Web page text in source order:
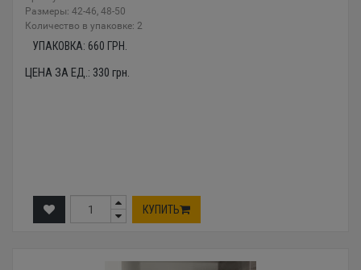
Размеры: 42-46, 48-50
Количество в упаковке: 2
УПАКОВКА: 660 ГРН.
ЦЕНА ЗА ЕД.: 330 грн.
КУПИТЬ